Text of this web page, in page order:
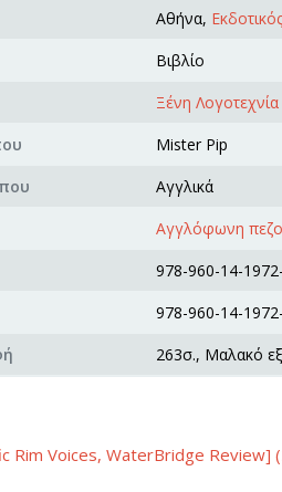
Αθήνα,
Βιβλίο
Ξένη Λογοτεχνία
Mister Pip
Αγγλικά
Αγγλόφωνη
978-960-14-
978-960-14-
263σ., Μαλακό
Rim Voices, WaterBridge Review]